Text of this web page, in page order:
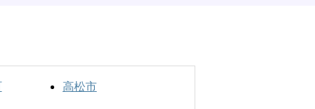
高松市